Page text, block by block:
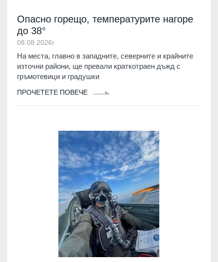
Опасно горещо, температурите нагоре
до 38°
08.08.2026г.
На места, главно в западните, северните и крайните
източни райони, ще превали краткотраен дъжд с
гръмотевици и градушки
ПРОЧЕТЕТЕ ПОВЕЧЕ